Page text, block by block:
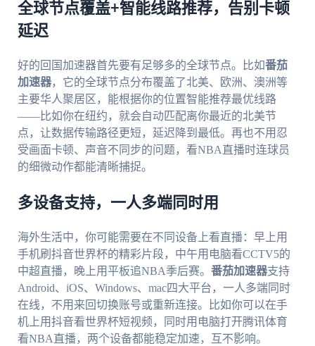
全球节点覆盖+智能线路推荐，告别卡顿
延迟
好的回国加速器首先要有足够多的全球节点。比如番茄
加速器，它的全球节点分布覆盖了北美、欧洲、澳洲等
主要华人聚居区，能根据你的位置智能推荐最优线路
——比如你在纽约，就会自动匹配离你最近的北美节
点，让数据传输路径更短，延迟降到最低。再也不用忍
受画面卡顿、声音不同步的问题，看NBA直播时连球员
的细微动作都能清晰捕捉。
多设备支持，一人多端同时用
海外生活中，你可能需要在不同设备上看直播：早上用
手机刷抖音世界杯的精彩片段，中午用电脑看CCTV5的
中超直播，晚上用平板追NBA季后赛。 番茄加速器支持
Android、iOS、Windows、mac四大平台，一人多端同时
在线，不用来回切换账号或重新连接。比如你可以在手
机上用抖音看世界杯短视频，同时用电脑打开腾讯体育
看NBA直播，两个设备都能稳定加速，互不影响。